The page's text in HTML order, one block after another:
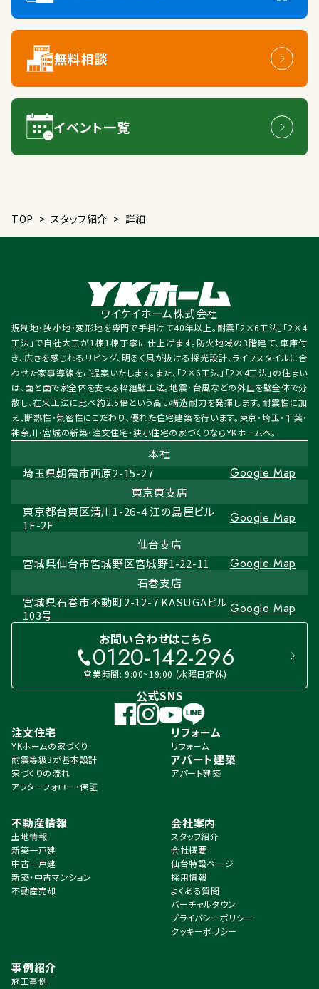
無料相談
イベント一覧
TOP > スタッフ紹介 > 詳細
ワイケイホーム株式会社
規制地・狭小地・変形地を専門で手掛けて40年以上。耐震「2×6工法」「2×4
工法」で自社大工が1棟1棟丁寧に仕上げます。防火地域の3階建て、車庫付
き、広さを感じれるリビング、明るく風が抜ける採光設計、ライフスタイルに合
わせた家事導線をご提案いたします。また、「2×6工法」「2×4工法」の住まい
は、面と面で家全体を支える枠組壁工法。地震·台風などの外圧を壁全体で分
散し、在来工法に比べ約2.5倍という高い構造耐力を発揮します。耐震性に加
え、断熱性・気密性にこだわり、優れた住宅建築を行います。東京・埼玉・千葉・
神奈川・宮城の新築・注文住宅・狭小住宅の家づくりならYKホームへ。
本社
埼玉県朝霞市西原2-15-27
Google Map
東京東支店
東京都台東区清川1-26-4 江の島屋ビル
1F-2F
Google Map
仙台支店
宮城県仙台市宮城野区宮城野1-22-11
Google Map
石巻支店
宮城県石巻市不動町2-12-7 KASUGAビル
103号
Google Map
お問い合わせはこちら
0120-142-296
営業時間: 9:00~19:00 (水曜日定休)
公式SNS
注文住宅
YKホームの家づくり
耐震等級3が基本設計
家づくりの流れ
アフターフォロー・保証
リフォーム
リフォーム
アパート建築
アパート建築
不動産情報
土地情報
新築一戸建
中古一戸建
新築・中古マンション
不動産売却
会社案内
スタッフ紹介
会社概要
仙台特設ページ
採用情報
よくある質問
バーチャルタウン
プライバシーポリシー
クッキーポリシー
事例紹介
施工事例